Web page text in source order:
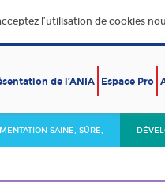
l’utilisation de cookies
de l’ANIA Espace Pro
SAINE, SÛRE,